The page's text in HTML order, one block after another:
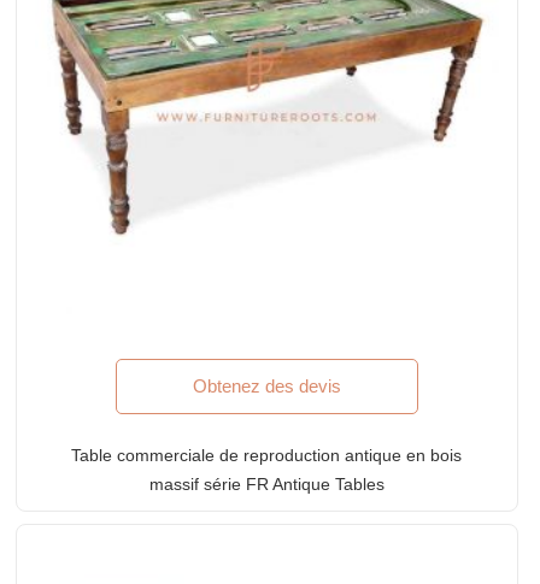
Obtenez des devis
Table commerciale de reproduction antique en bois
massif série FR Antique Tables